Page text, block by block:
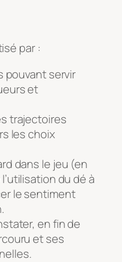
par :
pouvant servir
et
trajectoires
les choix
dans le jeu (en
du dé à
le sentiment
en fin de
et ses